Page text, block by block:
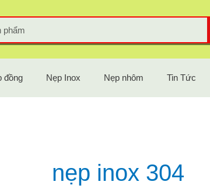
đồng Nẹp Inox Nẹp nhôm Tin Tức
nẹp inox 304